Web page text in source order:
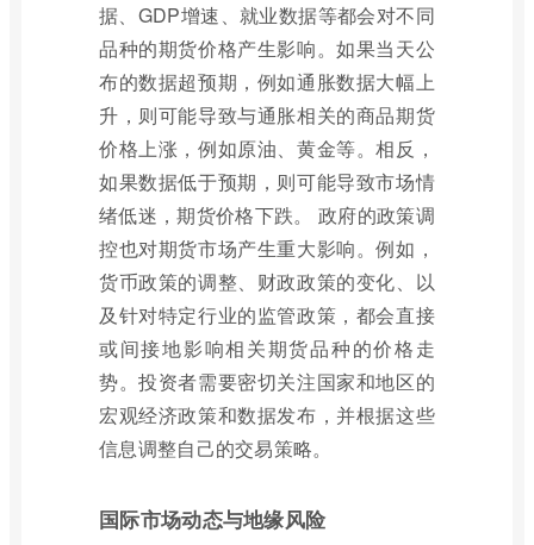
据、GDP增速、就业数据等都会对不同
品种的期货价格产生影响。如果当天公
布的数据超预期，例如通胀数据大幅上
升，则可能导致与通胀相关的商品期货
价格上涨，例如原油、黄金等。相反，
如果数据低于预期，则可能导致市场情
绪低迷，期货价格下跌。 政府的政策调
控也对期货市场产生重大影响。例如，
货币政策的调整、财政政策的变化、以
及针对特定行业的监管政策，都会直接
或间接地影响相关期货品种的价格走
势。投资者需要密切关注国家和地区的
宏观经济政策和数据发布，并根据这些
信息调整自己的交易策略。
国际市场动态与地缘风险